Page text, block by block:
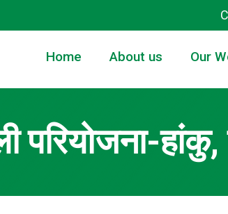
Home About us Our
परियोजना-